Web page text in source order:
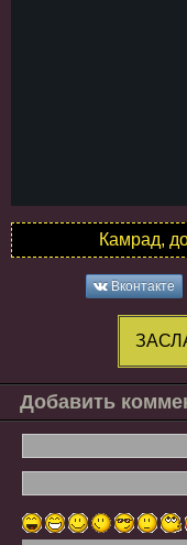
Камрад,
Вконтакте
Добавить